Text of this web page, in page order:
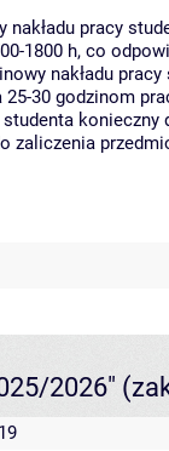
nakładu pracy
1800 h, co
nakładu
25-30 godzinom
zaliczenia
2026"